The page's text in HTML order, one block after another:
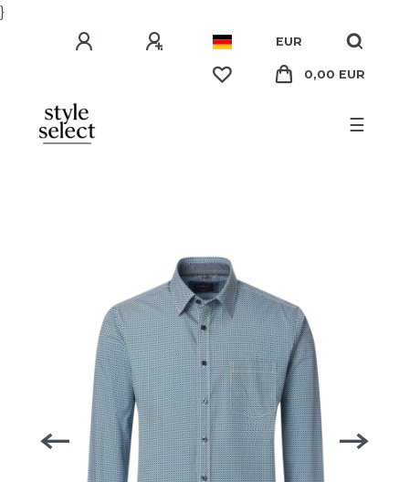
}
EUR
0,00 EUR
☰